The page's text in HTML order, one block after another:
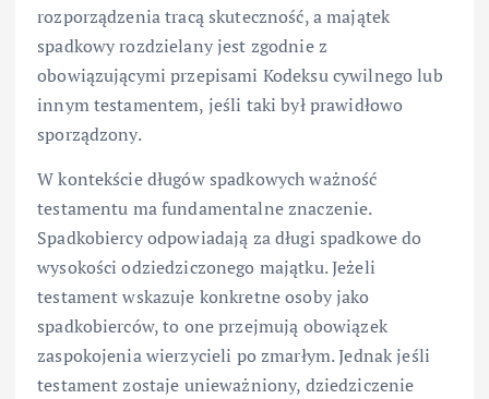
rozporządzenia tracą skuteczność, a majątek
spadkowy rozdzielany jest zgodnie z
obowiązującymi przepisami Kodeksu cywilnego lub
innym testamentem, jeśli taki był prawidłowo
sporządzony.
W kontekście długów spadkowych ważność
testamentu ma fundamentalne znaczenie.
Spadkobiercy odpowiadają za długi spadkowe do
wysokości odziedziczonego majątku. Jeżeli
testament wskazuje konkretne osoby jako
spadkobierców, to one przejmują obowiązek
zaspokojenia wierzycieli po zmarłym. Jednak jeśli
testament zostaje unieważniony, dziedziczenie